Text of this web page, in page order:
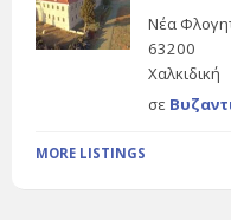
Νέα
63200
Χαλκιδική
σε
MORE LISTINGS